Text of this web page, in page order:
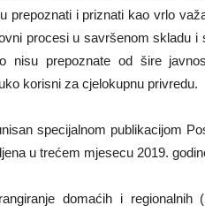
prepoznati i priznati kao vrlo
procesi u savršenom skladu
nisu prepoznate od šire
korisni za cjelokupnu privredu.
specijalnom publikacijom
u trećem mjesecu 2019.
domaćih i